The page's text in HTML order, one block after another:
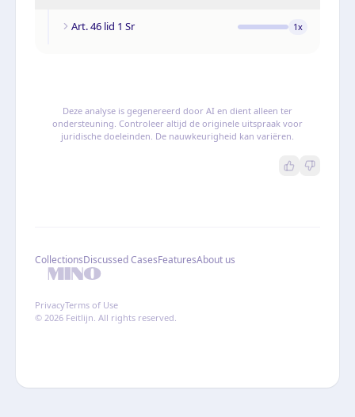
Art. 46 lid 1 Sr 1x
Deze analyse is gegenereerd door AI en dient alleen ter
ondersteuning. Controleer altijd de originele uitspraak voor
juridische doeleinden. De nauwkeurigheid kan variëren.
CollectionsDiscussed CasesFeaturesAbout us
PrivacyTerms of Use
© 2026 Feitlijn. All rights reserved.